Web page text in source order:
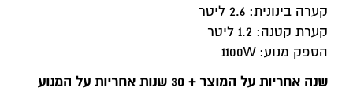
קערה בינונית: 2.6 ליטר
קערת קטנה: 1.2 ליטר
הספק מנוע: 1100W
שנה אחריות על המוצר + 30 שנות אחריות על המנוע